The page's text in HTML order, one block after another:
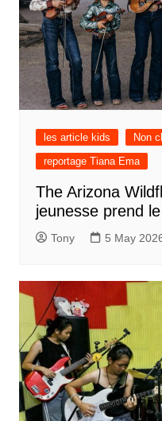
les article kids Non
reportage Tiana Ema
The Arizona
jeunesse prend
Tony 5 May